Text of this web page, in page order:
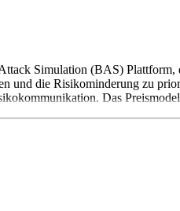
Simulation (BAS)
und die Risikominderung zu
Das